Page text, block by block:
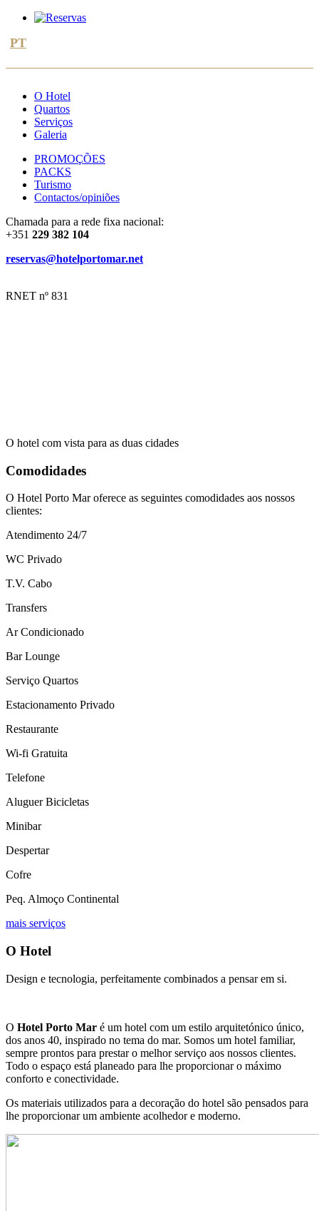
PT
O Hotel
Quartos
Serviços
Galeria
PROMOÇÕES
PACKS
Turismo
Contactos/opiniões
Chamada para a rede fixa nacional:
+351 229 382 104
reservas@hotelportomar.net
RNET nº 831
O hotel com vista para as duas cidades
Comodidades
O Hotel Porto Mar oferece as seguintes comodidades aos nossos
clientes:
Atendimento 24/7
WC Privado
T.V. Cabo
Transfers
Ar Condicionado
Bar Lounge
Serviço Quartos
Estacionamento Privado
Restaurante
Wi-fi Gratuita
Telefone
Aluguer Bicicletas
Minibar
Despertar
Cofre
Peq. Almoço Continental
mais serviços
O Hotel
Design e tecnologia, perfeitamente combinados a pensar em si.
O Hotel Porto Mar é um hotel com um estilo arquitetónico único,
dos anos 40, inspirado no tema do mar. Somos um hotel familiar,
sempre prontos para prestar o melhor serviço aos nossos clientes.
Todo o espaço está planeado para lhe proporcionar o máximo
conforto e conectividade.
Os materiais utilizados para a decoração do hotel são pensados para
lhe proporcionar um ambiente acolhedor e moderno.